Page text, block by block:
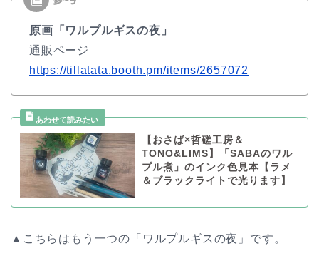
原画「ワルプルギスの夜」
通販ページ
https://tillatata.booth.pm/items/2657072
【おさば×哲磋工房＆
TONO&LIMS】「SABAのワル
プル煮」のインク色見本【ラメ
＆ブラックライトで光ります】
▲こちらはもう一つの「ワルプルギスの夜」です。